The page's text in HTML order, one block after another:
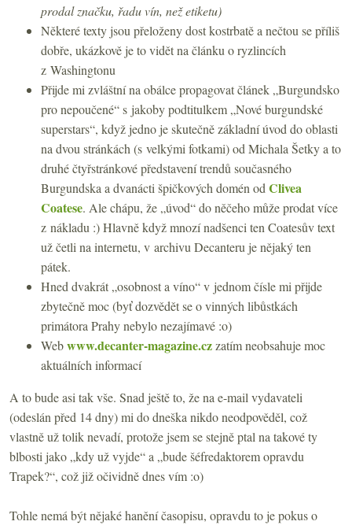
prodal značku, řadu vín, než etiketu)
Některé texty jsou přeloženy dost kostrbatě a nečtou se příliš
dobře, ukázkově je to vidět na článku o ryzlincích
z Washingtonu
Přijde mi zvláštní na obálce propagovat článek „Burgundsko
pro nepoučené“ s jakoby podtitulkem „Nové burgundské
superstars“, když jedno je skutečně základní úvod do oblasti
na dvou stránkách (s velkými fotkami) od Michala Šetky a to
druhé čtyřstránkové představení trendů současného
Burgundska a dvanácti špičkových domén od Clivea
Coatese. Ale chápu, že „úvod“ do něčeho může prodat více
z nákladu :) Hlavně když mnozí nadšenci ten Coatesův text
už četli na internetu, v archivu Decanteru je nějaký ten
pátek.
Hned dvakrát „osobnost a víno“ v jednom čísle mi přijde
zbytečně moc (byť dozvědět se o vinných libůstkách
primátora Prahy nebylo nezajímavé :o)
Webwww.decanter-magazine.czzatím neobsahuje moc
aktuálních informací
A to bude asi tak vše. Snad ještě to, že na e-mail vydavateli
(odeslán před 14 dny) mi do dneška nikdo neodpověděl, což
vlastně už tolik nevadí, protože jsem se stejně ptal na takové ty
blbosti jako „kdy už vyjde“ a „bude šéfredaktorem opravdu
Trapek?“, což již očividně dnes vím :o)
Tohle nemá být nějaké hanění časopisu, opravdu to je pokus o